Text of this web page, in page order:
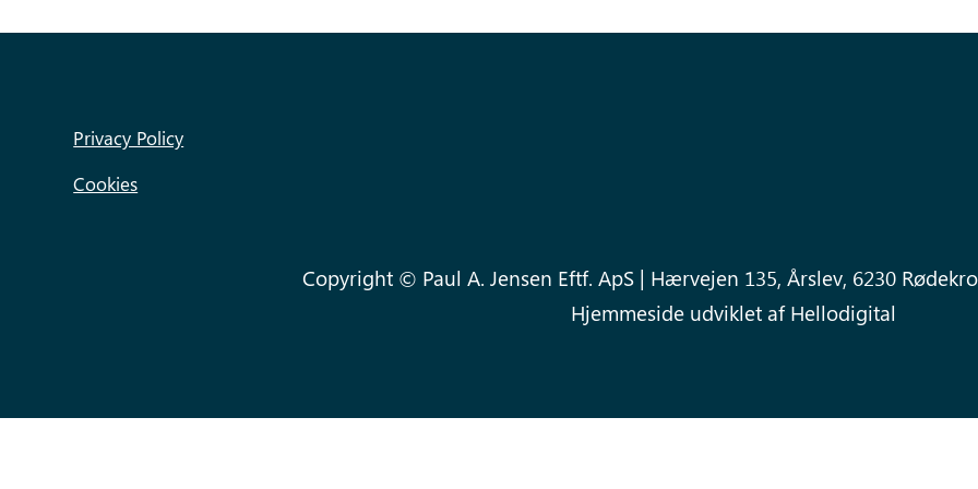
Privacy Policy
Cookies
Copyright © Paul A. Jensen Eftf. ApS | Hærvejen 135, Årslev, 6230
Hjemmeside udviklet afHellodigital